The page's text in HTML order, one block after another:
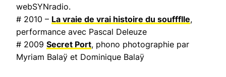
webSYNradio.
# 2010 – La vraie de vrai histoire du souffflle,
performance avec Pascal Deleuze
# 2009 Secret Port, phono photographie par
Myriam Balaÿ et Dominique Balaÿ